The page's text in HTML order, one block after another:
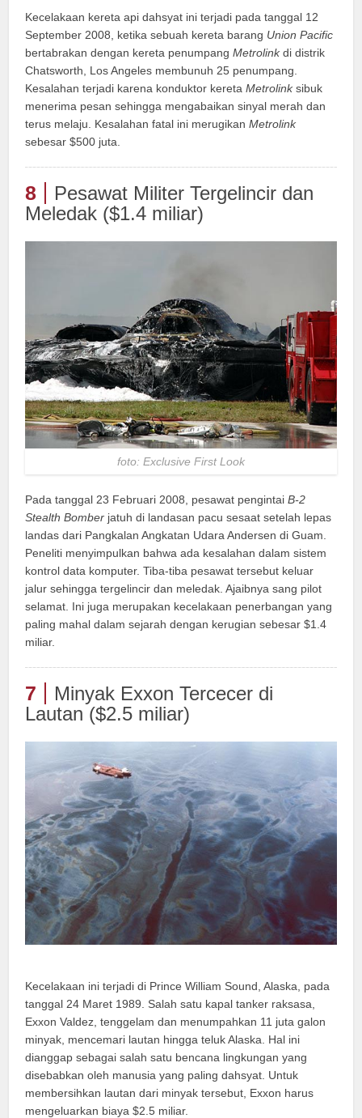
Kecelakaan kereta api dahsyat ini terjadi pada tanggal 12
September 2008, ketika sebuah kereta barang Union Pacific
bertabrakan dengan kereta penumpangMetrolinkdi distrik
Chatsworth, Los Angeles membunuh 25 penumpang.
Kesalahan terjadi karena konduktor keretaMetrolinksibuk
menerima pesan sehingga mengabaikan sinyal merah dan
terus melaju. Kesalahan fatal ini merugikanMetrolink
sebesar $500 juta.
8
Pesawat Militer Tergelincir dan
Meledak ($1.4 miliar)
foto: Exclusive First Look
Pada tanggal 23 Februari 2008, pesawat pengintaiB-2
Stealth Bomber jatuh di landasan pacu sesaat setelah lepas
landas dari Pangkalan Angkatan Udara Andersen di Guam.
Peneliti menyimpulkan bahwa ada kesalahan dalam sistem
kontrol data komputer. Tiba-tiba pesawat tersebut keluar
jalur sehingga tergelincir dan meledak. Ajaibnya sang pilot
selamat. Ini juga merupakan kecelakaan penerbangan yang
paling mahal dalam sejarah dengan kerugian sebesar $1.4
miliar.
7
Minyak Exxon Tercecer di
Lautan ($2.5 miliar)
Kecelakaan ini terjadi di Prince William Sound, Alaska, pada
tanggal 24 Maret 1989. Salah satu kapal tanker raksasa,
Exxon Valdez, tenggelam dan menumpahkan 11 juta galon
minyak, mencemari lautan hingga teluk Alaska. Hal ini
dianggap sebagai salah satu bencana lingkungan yang
disebabkan oleh manusia yang paling dahsyat. Untuk
membersihkan lautan dari minyak tersebut, Exxon harus
mengeluarkan biaya $2.5 miliar.